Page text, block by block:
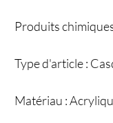
Produits
Type d'article :
Matériau :